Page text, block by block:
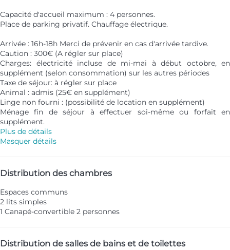
Capacité d'accueil maximum : 4 personnes.
Place de parking privatif. Chauffage électrique.
Arrivée : 16h-18h Merci de prévenir en cas d'arrivée tardive.
Caution : 300€ (A régler sur place)
Charges: électricité incluse de mi-mai à début octobre, en
supplément (selon consommation) sur les autres périodes
Taxe de séjour: à régler sur place
Animal : admis (25€ en supplément)
Linge non fourni : (possibilité de location en supplément)
Ménage fin de séjour à effectuer soi-même ou forfait en
supplément.
Plus de détails
Masquer détails
Distribution des chambres
Espaces communs
2 lits simples
1 Canapé-convertible 2 personnes
Distribution de salles de bains et de toilettes